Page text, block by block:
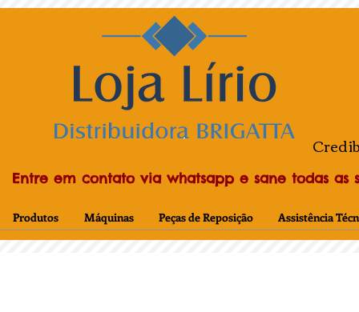
Entre em contato via whatsapp e sane todas as
Produtos Máquinas Peças de Reposição Assistência